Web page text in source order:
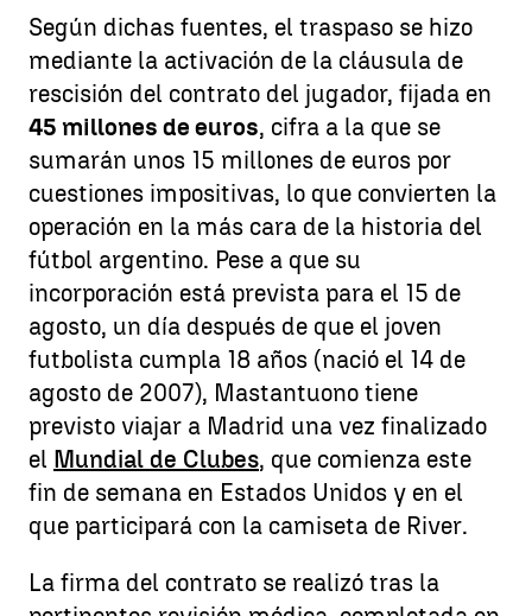
Según dichas fuentes, el traspaso se hizo
mediante la activación de la cláusula de
rescisión del contrato del jugador, fijada en
45 millones de euros, cifra a la que se
sumarán unos 15 millones de euros por
cuestiones impositivas, lo que convierten la
operación en la más cara de la historia del
fútbol argentino. Pese a que su
incorporación está prevista para el 15 de
agosto, un día después de que el joven
futbolista cumpla 18 años (nació el 14 de
agosto de 2007), Mastantuono tiene
previsto viajar a Madrid una vez finalizado
el Mundial de Clubes, que comienza este
fin de semana en Estados Unidos y en el
que participará con la camiseta de River.
La firma del contrato se realizó tras la